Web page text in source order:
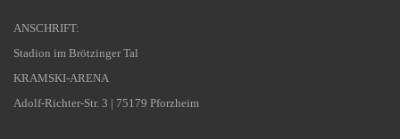
ANSCHRIFT:
Stadion im Brötzinger Tal
KRAMSKI-ARENA
Adolf-Richter-Str. 3 | 75179 Pforzheim